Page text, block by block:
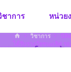
ชาการ หน่วย
HOMEวิชาการ
ได้รับรางวัลชนะเลิศ รอ